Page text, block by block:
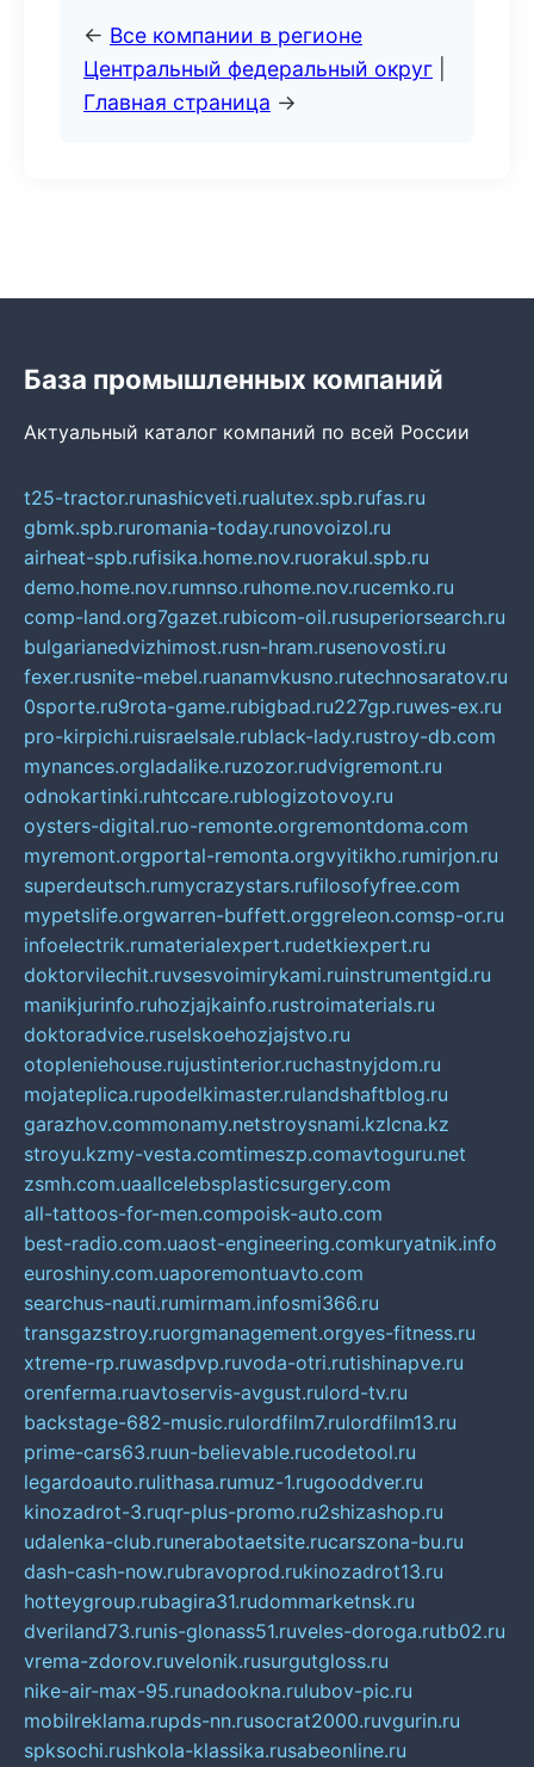
← Все компании в регионе
Центральный федеральный округ
Главная страница →
База промышленных компаний
Актуальный каталог компаний по всей России
t25-tractor.runashicveti.rualutex.spb.rufas.ru
gbmk.spb.ruromania-today.runovoizol.ru
airheat-spb.rufisika.home.nov.ruorakul.spb.ru
demo.home.nov.rumnso.ruhome.nov.rucemko.ru
comp-land.org7gazet.rubicom-oil.rusuperiorsearch.ru
bulgarianedvizhimost.rusn-hram.rusenovosti.ru
fexer.rusnite-mebel.ruanamvkusno.rutechnosaratov.ru
0sporte.ru9rota-game.rubigbad.ru227gp.ruwes-ex.ru
pro-kirpichi.ruisraelsale.rublack-lady.rustroy-db.com
mynances.orgladalike.ruzozor.rudvigremont.ru
odnokartinki.ruhtccare.rublogizotovoy.ru
oysters-digital.ruo-remonte.orgremontdoma.com
myremont.orgportal-remonta.orgvyitikho.rumirjon.ru
superdeutsch.rumycrazystars.rufilosofyfree.com
mypetslife.orgwarren-buffett.orggreleon.comsp-or.ru
infoelectrik.rumaterialexpert.rudetkiexpert.ru
doktorvilechit.ruvsesvoimirykami.ruinstrumentgid.ru
manikjurinfo.ruhozjajkainfo.rustroimaterials.ru
doktoradvice.ruselskoehozjajstvo.ru
otopleniehouse.rujustinterior.ruchastnyjdom.ru
mojateplica.rupodelkimaster.rulandshaftblog.ru
garazhov.commonamy.netstroysnami.kzlcna.kz
stroyu.kzmy-vesta.comtimeszp.comavtoguru.net
zsmh.com.uaallcelebsplasticsurgery.com
all-tattoos-for-men.compoisk-auto.com
best-radio.com.uaost-engineering.comkuryatnik.info
euroshiny.com.uaporemontuavto.com
searchus-nauti.rumirmam.infosmi366.ru
transgazstroy.ruorgmanagement.orgyes-fitness.ru
xtreme-rp.ruwasdpvp.ruvoda-otri.rutishinapve.ru
orenferma.ruavtoservis-avgust.rulord-tv.ru
backstage-682-music.rulordfilm7.rulordfilm13.ru
prime-cars63.ruun-believable.rucodetool.ru
legardoauto.rulithasa.rumuz-1.rugooddver.ru
kinozadrot-3.ruqr-plus-promo.ru2shizashop.ru
udalenka-club.runerabotaetsite.rucarszona-bu.ru
dash-cash-now.rubravoprod.rukinozadrot13.ru
hotteygroup.rubagira31.rudommarketnsk.ru
dveriland73.runis-glonass51.ruveles-doroga.rutb02.ru
vrema-zdorov.ruvelonik.rusurgutgloss.ru
nike-air-max-95.runadookna.rulubov-pic.ru
mobilreklama.rupds-nn.rusocrat2000.ruvgurin.ru
spksochi.rushkola-klassika.rusabeonline.ru